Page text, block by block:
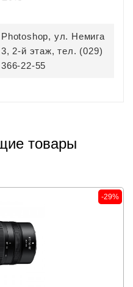
Photoshop, ул. Немига
3, 2-й этаж, тел. (029)
366-22-55
товары
-29%